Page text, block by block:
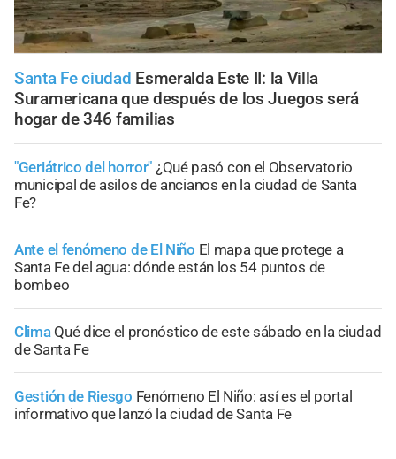
Santa Fe ciudad Esmeralda Este II: la Villa
Suramericana que después de los Juegos será
hogar de 346 familias
"Geriátrico del horror" ¿Qué pasó con el Observatorio
municipal de asilos de ancianos en la ciudad de Santa
Fe?
Ante el fenómeno de El Niño El mapa que protege a
Santa Fe del agua: dónde están los 54 puntos de
bombeo
Clima Qué dice el pronóstico de este sábado en la ciudad
de Santa Fe
Gestión de Riesgo Fenómeno El Niño: así es el portal
informativo que lanzó la ciudad de Santa Fe